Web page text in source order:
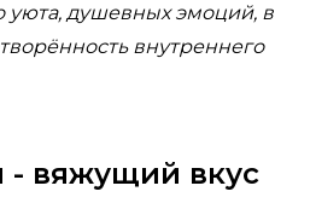
уюта, душевных эмоций, в
внутреннего
- вяжущий вкус